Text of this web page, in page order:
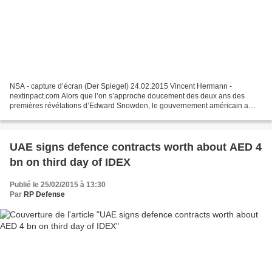
NSA - capture d’écran (Der Spiegel) 24.02.2015 Vincent Hermann -
nextinpact.com Alors que l’on s’approche doucement des deux ans des
premières révélations d’Edward Snowden, le gouvernement américain a
UAE signs defence contracts worth about AED 4
bn on third day of IDEX
Publié le 25/02/2015 à 13:30
Par RP Defense